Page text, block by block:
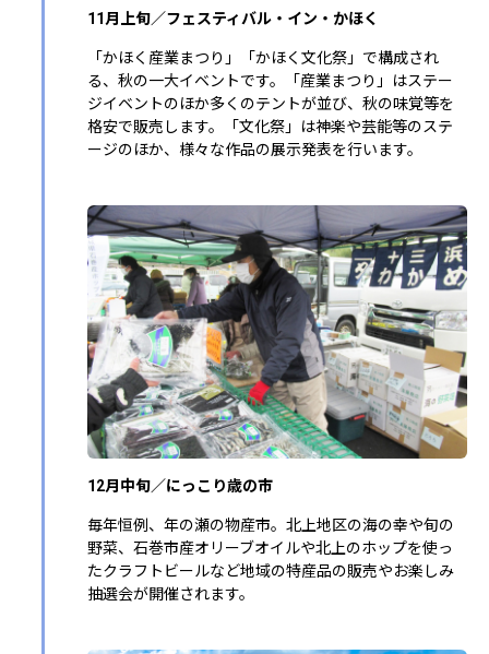
11月上旬／フェスティバル・イン・かほく
「かほく産業まつり」「かほく文化祭」で構成され
る、秋の一大イベントです。「産業まつり」はステー
ジイベントのほか多くのテントが並び、秋の味覚等を
格安で販売します。「文化祭」は神楽や芸能等のステ
ージのほか、様々な作品の展示発表を行います。
12月中旬／にっこり歳の市
毎年恒例、年の瀬の物産市。北上地区の海の幸や旬の
野菜、石巻市産オリーブオイルや北上のホップを使っ
たクラフトビールなど地域の特産品の販売やお楽しみ
抽選会が開催されます。